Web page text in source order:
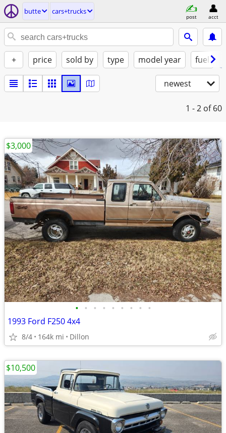
butte cars+trucks
post acct
+ price sold by type model year fuel
newest
1 - 2 of 60
• • • • • • • • •
1993 Ford F250 4x4
8/4 164k mi Dillon
$3,000
$10,500